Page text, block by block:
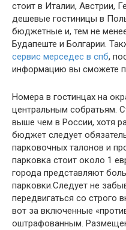
стоит в Италии, Австрии,
дешевые гостиницы в
бюджетные и, тем не
Будапеште и Болгарии.
сервис мерседес в спб,
информацию вы сможете
Номера в гостинцах на
центральным собратьям.
выше чем в России, хотя
бюджет следует
парковочных талонов и
парковка стоит около 1
города представляют
парковки.Следует не
передвигаться со строго
вот за включенные
оштрафованным.